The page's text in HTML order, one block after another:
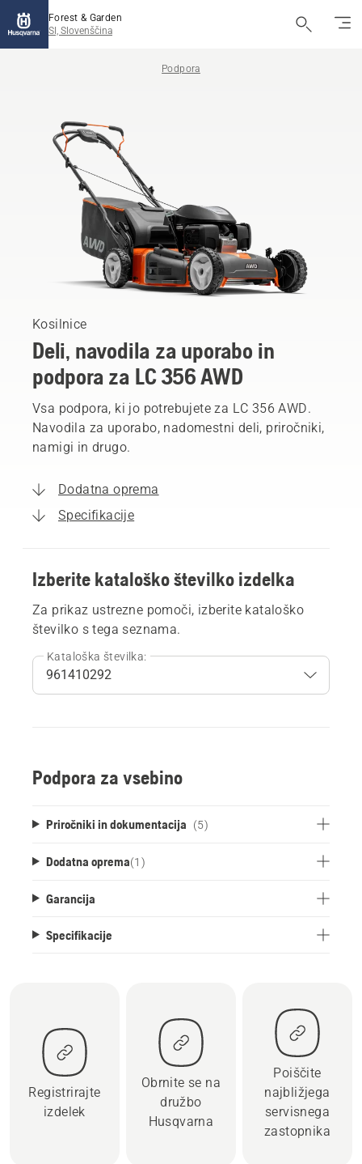
Forest & Garden
SI, Slovenščina
Podpora
Kosilnice
Deli, navodila za uporabo in
podpora za LC 356 AWD
Vsa podpora, ki jo potrebujete za LC 356 AWD.
Navodila za uporabo, nadomestni deli, priročniki,
namigi in drugo.
Dodatna oprema
Specifikacije
Izberite kataloško številko izdelka
Za prikaz ustrezne pomoči, izberite kataloško
številko s tega seznama.
Kataloška številka:
Podpora za vsebino
Priročniki in dokumentacija (5)
Dodatna oprema(1 )
Garancija
Specifikacije
Registrirajte
izdelek
Obrnite se na
družbo
Husqvarna
Poiščite
najbližjega
servisnega
zastopnika